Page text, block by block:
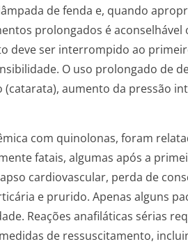
de fenda e, quando
prolongados é
deve ser interrompido ao
O uso prolongado de
aumento da pressão
com quinolonas, foram
fatais, algumas após a
cardiovascular, perda de
e prurido. Apenas alguns
Reações anafiláticas sérias
de ressuscitamento,